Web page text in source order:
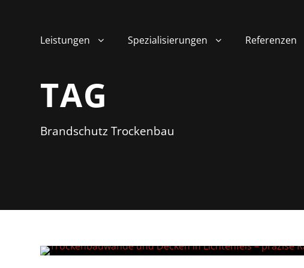
Leistungen Spezialisierungen Referenzen
TAG
Brandschutz Trockenbau